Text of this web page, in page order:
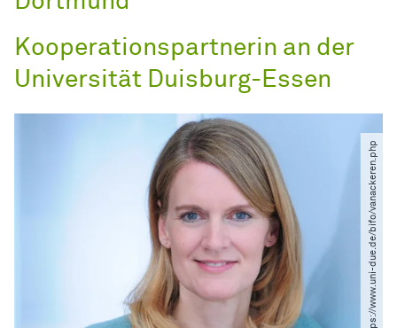
Kooperationspartnerin an der
Universität Duisburg-Essen
© https:​/​​/​www.uni-due.de​/​bifo​/​vanackeren.php